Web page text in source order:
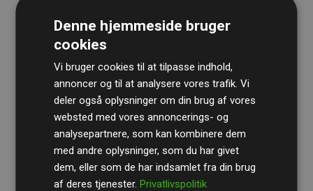
RevisionshusetBDOgennemgår løbende vores
beregninger og metode for at sikre gennemsigtighed
og pålidelighed.
Deres revision dokumenterer, at vores investeringer i
Denne hjemmeside bruger
cookies
Vi bruger cookies til at tilpasse indhold,
annoncer og til at analysere vores trafik. Vi
deler også oplysninger om din brug af vores
websted med vores annoncerings- og
analysepartnere, som kan kombinere dem
med andre oplysninger, som du har givet
dem, eller som de har indsamlet fra din brug
af deres tjenester.Privatlivspolitik